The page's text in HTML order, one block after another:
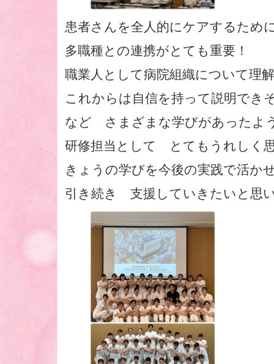
患者さんを全人的にケアするため
多職種との連携がとても重要！
職業人として病院組織について理
これからは自信を持って説明でき
など さまざまな学びがあったよ
研修担当として とてもうれしく
きょうの学びを今後の実践で活
引き続き 支援していきたいと思